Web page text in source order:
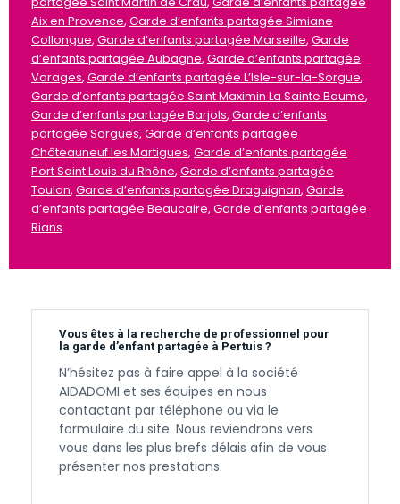
Aix en Provence, Garde d’enfants partagée Simiane
Collongue, Garde d’enfants partagée Marseille, Garde
d’enfants partagée Aubagne, Garde d’enfants partagée
Varages, Garde d’enfants partagée L’Isle-sur-la-Sorgue,
Garde d’enfants partagée Saint Maximin La Sainte Baume,
Garde d’enfants partagée Barjols, Garde d’enfants
partagée Sorgues, Garde d’enfants partagée
Châteauneuf les Martigues, Garde d’enfants partagée
Port Saint Louis du Rhône, Garde d’enfants partagée
Toulon, Garde d’enfants partagée Draguignan, Garde
d’enfants partagée Beaucaire, Garde d’enfants partagée
Rians
Vous êtes à la recherche de professionnel pour
la garde d’enfant partagée à Pertuis ?
N’hésitez pas à faire appel à la société
AIDADOMI et ses équipes en nous
contactant par téléphone ou via le
formulaire du site. Nous reviendrons vers
vous dans les plus brefs délais afin de vous
présenter nos prestations.